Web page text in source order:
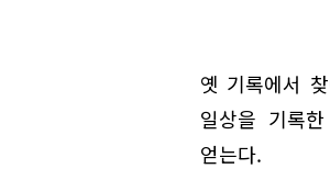
옛 기록에서
일상을 기록
얻는다.